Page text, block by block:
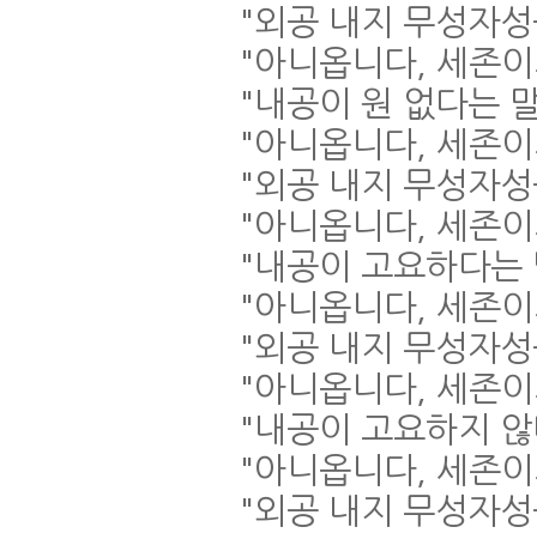
"외공 내지 무성자
"아니옵니다, 세존
" 내공이 원 없다는
"아니옵니다, 세존
"외공 내지 무성자
"아니옵니다, 세존
" 내공이 고요하다
"아니옵니다, 세존
"외공 내지 무성자
"아니옵니다, 세존
" 내공이 고요하지
"아니옵니다, 세존
"외공 내지 무성자